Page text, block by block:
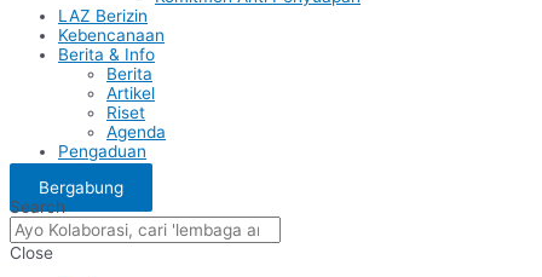
LAZ Berizin
Kebencanaan
Berita & Info
Berita
Artikel
Riset
Agenda
Pengaduan
Bergabung
Search
Close